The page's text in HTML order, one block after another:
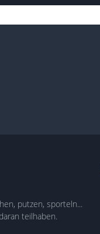
putzen, sporteln...
teilhaben.